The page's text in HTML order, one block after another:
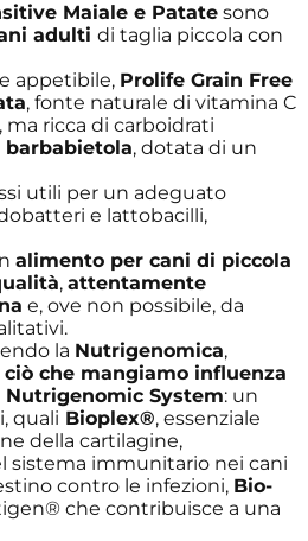
Maiale e Patate sono
adultidi taglia piccola con
appetibile, ProlifeGrain Free
, fonte naturale di vitamina C
ma ricca di carboidrati
barbabietola, dotata di un
utili per un adeguato
e lattobacilli,
alimento per cani di piccola
,attentamente
e, ove non possibile, da
la Nutrigenomica,
ciò che mangiamo influenza
System: un
quali Bioplex®, essenziale
della cartilagine,
sistema immunitario nei cani
contro le infezioni, Bio-
che contribuisce a una